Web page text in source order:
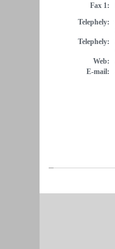
Fax 1:
Telephely:
Telephely:
Web:
E-mail: